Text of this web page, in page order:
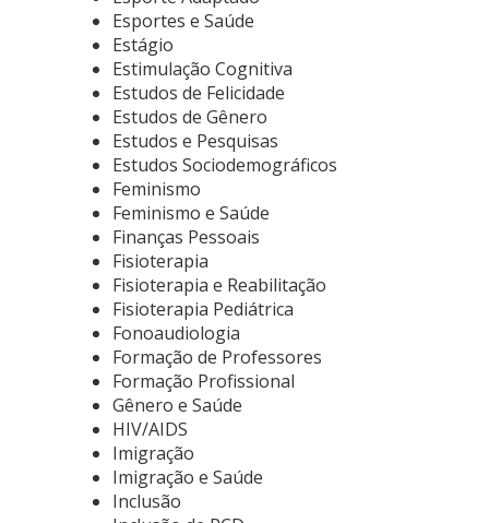
Esportes e Saúde
Estágio
Estimulação Cognitiva
Estudos de Felicidade
Estudos de Gênero
Estudos e Pesquisas
Estudos Sociodemográficos
Feminismo
Feminismo e Saúde
Finanças Pessoais
Fisioterapia
Fisioterapia e Reabilitação
Fisioterapia Pediátrica
Fonoaudiologia
Formação de Professores
Formação Profissional
Gênero e Saúde
HIV/AIDS
Imigração
Imigração e Saúde
Inclusão